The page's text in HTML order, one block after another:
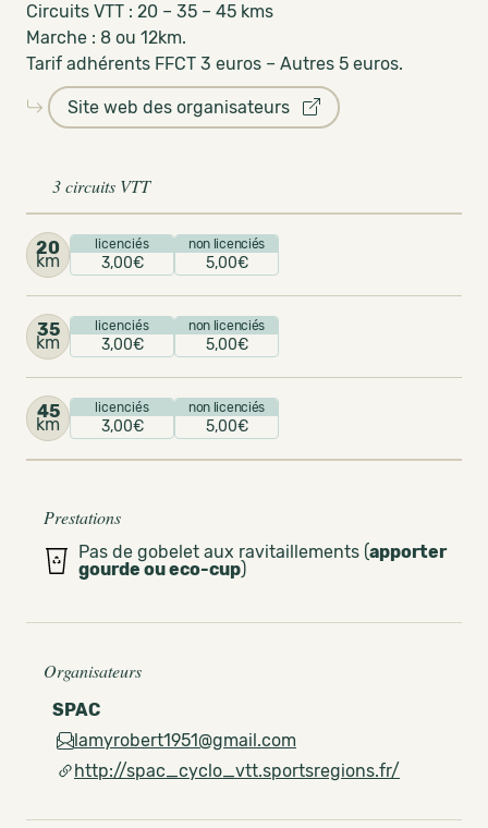
Circuits VTT : 20 – 35 – 45 kms
Marche : 8 ou 12km.
Tarif adhérents FFCT 3 euros – Autres 5 euros.
Site web des organisateurs
3 circuits VTT
20
km
licenciés
3,00€
non licenciés
5,00€
35
km
licenciés
3,00€
non licenciés
5,00€
45
km
licenciés
3,00€
non licenciés
5,00€
Prestations
Pas de gobelet aux ravitaillements (apporter
gourde ou eco-cup)
Organisateurs
SPAC
lamyrobert1951@gmail.com
http://spac_cyclo_vtt.sportsregions.fr/